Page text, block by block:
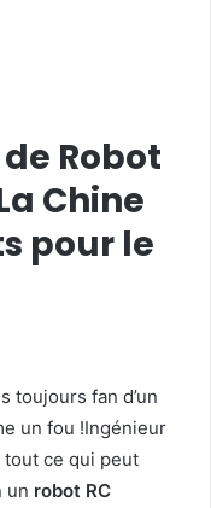
Robot
Chine
pour le
toujours fan d’un
un fou !Ingénieur
ce qui peut
un robot RC